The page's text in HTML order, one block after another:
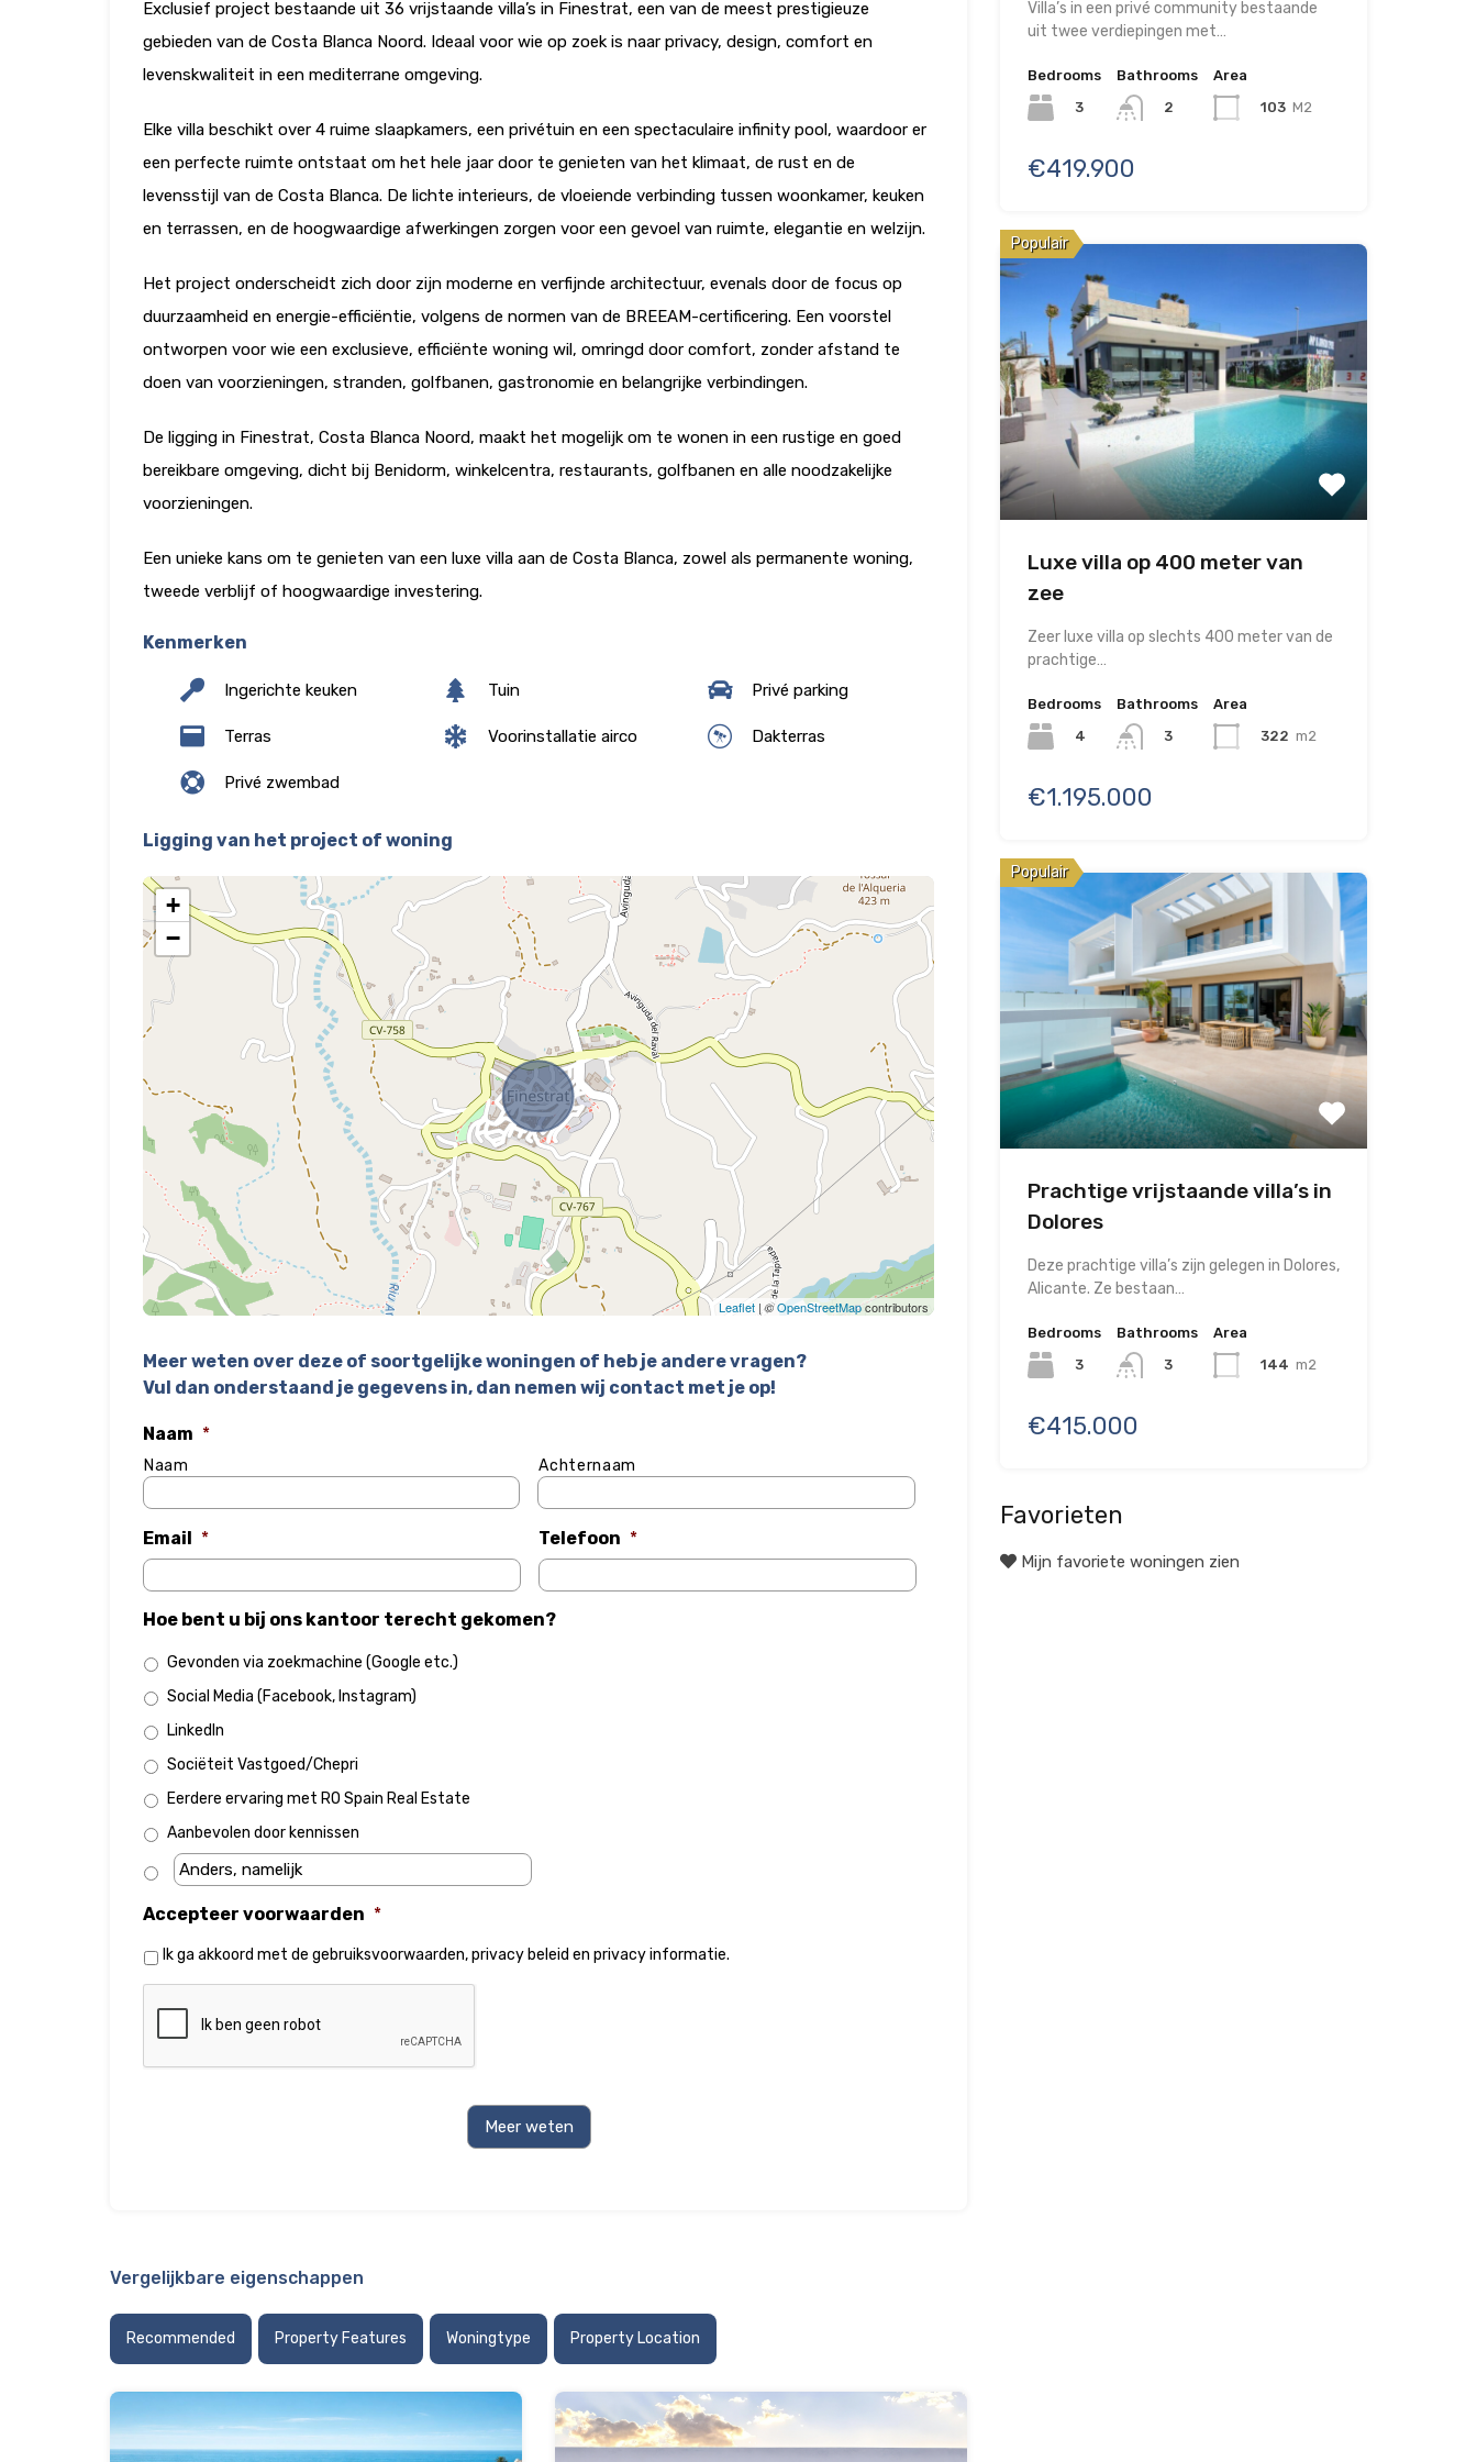
Exclusief project bestaande uit 36 vrijstaande villa’s in Finestrat, een van de meest prestigieuze
gebieden van de Costa Blanca Noord. Ideaal voor wie op zoek is naar privacy, design, comfort en
levenskwaliteit in een mediterrane omgeving.
Elke villa beschikt over 4 ruime slaapkamers, een privétuin en een spectaculaire infinity pool, waardoor er
een perfecte ruimte ontstaat om het hele jaar door te genieten van het klimaat, de rust en de
levensstijl van de Costa Blanca. De lichte interieurs, de vloeiende verbinding tussen woonkamer, keuken
en terrassen, en de hoogwaardige afwerkingen zorgen voor een gevoel van ruimte, elegantie en welzijn.
Het project onderscheidt zich door zijn moderne en verfijnde architectuur, evenals door de focus op
duurzaamheid en energie-efficiëntie, volgens de normen van de BREEAM-certificering. Een voorstel
ontworpen voor wie een exclusieve, efficiënte woning wil, omringd door comfort, zonder afstand te
doen van voorzieningen, stranden, golfbanen, gastronomie en belangrijke verbindingen.
De ligging in Finestrat, Costa Blanca Noord, maakt het mogelijk om te wonen in een rustige en goed
bereikbare omgeving, dicht bij Benidorm, winkelcentra, restaurants, golfbanen en alle noodzakelijke
voorzieningen.
Een unieke kans om te genieten van een luxe villa aan de Costa Blanca, zowel als permanente woning,
tweede verblijf of hoogwaardige investering.
Kenmerken
Ingerichte keuken Tuin Privé parking
Terras Voorinstallatie airco Dakterras
Privé zwembad
Ligging van het project of woning
+
−
Leaflet| ©OpenStreetMapcontributors
Meer weten over deze of soortgelijke woningen of heb je andere vragen?
Vul dan onderstaand je gegevens in, dan nemen wij contact met je op!
Naam *
Naam Achternaam
Email * Telefoon *
Hoe bent u bij ons kantoor terecht gekomen?
Gevonden via zoekmachine (Google etc.)
Social Media (Facebook, Instagram)
LinkedIn
Sociëteit Vastgoed/Chepri
Eerdere ervaring met RO Spain Real Estate
Aanbevolen door kennissen
Accepteer voorwaarden *
Ik ga akkoord met de gebruiksvoorwaarden,privacy beleid en privacy informatie.
Vergelijkbare eigenschappen
Recommended Property Features Woningtype Property Location
Villa’s in een privé community bestaande
uit twee verdiepingen met…
Bedrooms
3
Bathrooms
2
Area
103 M2
€419.900
Populair
Luxe villa op 400 meter van
zee
Zeer luxe villa op slechts 400 meter van de
prachtige…
Bedrooms
4
Bathrooms
3
Area
322 m2
€1.195.000
Populair
Prachtige vrijstaande villa’s in
Dolores
Deze prachtige villa’s zijn gelegen in Dolores,
Alicante. Ze bestaan…
Bedrooms
3
Bathrooms
3
Area
144 m2
€415.000
Favorieten
Mijn favoriete woningen zien